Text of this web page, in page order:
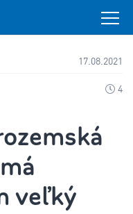
17.08.2021
4
veľký